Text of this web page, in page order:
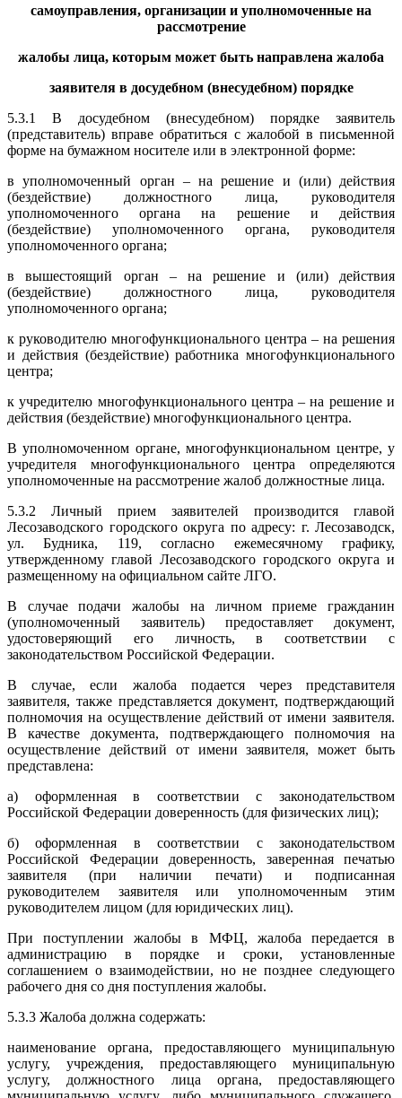
самоуправления, организации и уполномоченные на
рассмотрение
жалобы лица, которым может быть направлена жалоба
заявителя в досудебном (внесудебном) порядке
5.3.1 В досудебном (внесудебном) порядке заявитель
(представитель) вправе обратиться с жалобой в письменной
форме на бумажном носителе или в электронной форме:
в уполномоченный орган – на решение и (или) действия
(бездействие) должностного лица, руководителя
уполномоченного органа на решение и действия
(бездействие) уполномоченного органа, руководителя
уполномоченного органа;
в вышестоящий орган – на решение и (или) действия
(бездействие) должностного лица, руководителя
уполномоченного органа;
к руководителю многофункционального центра – на решения
и действия (бездействие) работника многофункционального
центра;
к учредителю многофункционального центра – на решение и
действия (бездействие) многофункционального центра.
В уполномоченном органе, многофункциональном центре, у
учредителя многофункционального центра определяются
уполномоченные на рассмотрение жалоб должностные лица.
5.3.2 Личный прием заявителей производится главой
Лесозаводского городского округа по адресу: г. Лесозаводск,
ул. Будника, 119, согласно ежемесячному графику,
утвержденному главой Лесозаводского городского округа и
размещенному на официальном сайте ЛГО.
В случае подачи жалобы на личном приеме гражданин
(уполномоченный заявитель) предоставляет документ,
удостоверяющий его личность, в соответствии с
законодательством Российской Федерации.
В случае, если жалоба подается через представителя
заявителя, также представляется документ, подтверждающий
полномочия на осуществление действий от имени заявителя.
В качестве документа, подтверждающего полномочия на
осуществление действий от имени заявителя, может быть
представлена:
а) оформленная в соответствии с законодательством
Российской Федерации доверенность (для физических лиц);
б) оформленная в соответствии с законодательством
Российской Федерации доверенность, заверенная печатью
заявителя (при наличии печати) и подписанная
руководителем заявителя или уполномоченным этим
руководителем лицом (для юридических лиц).
При поступлении жалобы в МФЦ, жалоба передается в
администрацию в порядке и сроки, установленные
соглашением о взаимодействии, но не позднее следующего
рабочего дня со дня поступления жалобы.
5.3.3 Жалоба должна содержать:
наименование органа, предоставляющего муниципальную
услугу, учреждения, предоставляющего муниципальную
услугу, должностного лица органа, предоставляющего